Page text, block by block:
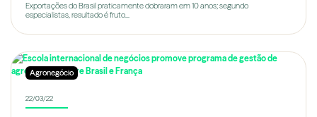
Exportações do Brasil praticamente dobraram em 10 anos; segundo
especialistas, resultado é fruto...
Agronegócio
22/03/22